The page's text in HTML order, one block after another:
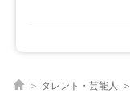
タレント・芸能人